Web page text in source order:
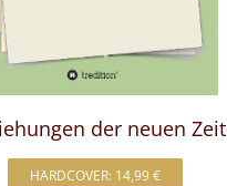
der neuen Zeit
HARDCOVER: 14,99 €